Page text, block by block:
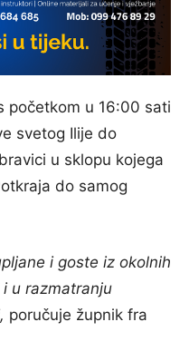
početkom u 16:00 sati
svetog Ilije do
u sklopu kojega
do samog
i goste iz okolnih
u razmatranju
poručuje župnik fra